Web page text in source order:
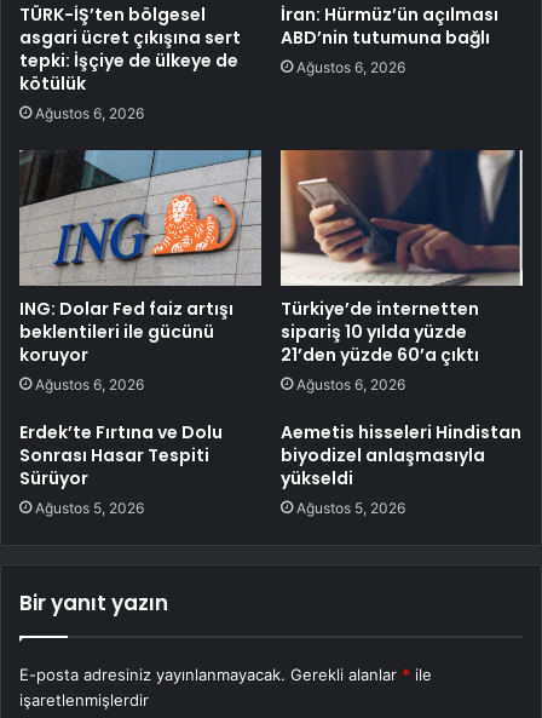
TÜRK-İŞ’ten bölgesel
asgari ücret çıkışına sert
tepki: İşçiye de ülkeye de
kötülük
Ağustos 6, 2026
İran: Hürmüz’ün açılması
ABD’nin tutumuna bağlı
Ağustos 6, 2026
ING: Dolar Fed faiz artışı
beklentileri ile gücünü
koruyor
Ağustos 6, 2026
Türkiye’de internetten
sipariş 10 yılda yüzde
21’den yüzde 60’a çıktı
Ağustos 6, 2026
Erdek’te Fırtına ve Dolu
Sonrası Hasar Tespiti
Sürüyor
Ağustos 5, 2026
Aemetis hisseleri Hindistan
biyodizel anlaşmasıyla
yükseldi
Ağustos 5, 2026
Bir yanıt yazın
E-posta adresiniz yayınlanmayacak. Gerekli alanlar * ile
işaretlenmişlerdir